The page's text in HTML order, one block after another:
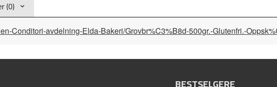
(0)
Conditori-avdelning-Elda-Bakeri/Grovbr%C3%B8d-500gr.-Glutenfri.-
BESTSELGERE